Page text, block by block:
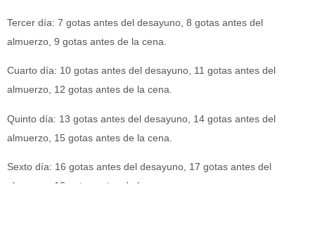
Tercer día: 7 gotas antes del desayuno, 8 gotas antes del
almuerzo, 9 gotas antes de la cena.
Cuarto día: 10 gotas antes del desayuno, 11 gotas antes del
almuerzo, 12 gotas antes de la cena.
Quinto día: 13 gotas antes del desayuno, 14 gotas antes del
almuerzo, 15 gotas antes de la cena.
Sexto día: 16 gotas antes del desayuno, 17 gotas antes del
almuerzo, 18 gotas antes de la cena.